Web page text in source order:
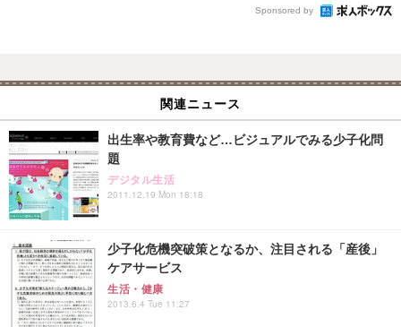
Sponsored by
関連ニュース
出生率や教育費など…ビジュアルでみる少子化問
題
デジタル生活
2011.12.19 Mon 18:18
少子化危機突破策となるか、注目される「産後」
ケアサービス
生活・健康
2013.6.4 Tue 11:27